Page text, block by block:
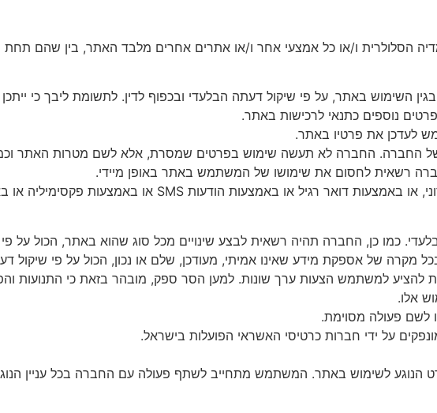
הסלולרית ו/או כל אמצעי אחר ו/או אתרים אחרים מלבד האתר, בין שהם תחת
בגין השימוש באתר, על פי שיקול דעתה הבלעדי ובכפוף לדין. לתשומת ליבך כי ייתכן
פרטים נוספים כתנאי לרכישות באתר.
לעדכן את פרטיו באתר.
החברה. החברה לא תעשה שימוש בפרטים שמסרת, אלא לשם מטרות האתר
רשאית לחסום את שימושו של המשתמש באתר באופן מיידי.
, או באמצעות דואר רגיל או באמצעות הודעות או באמצעות פקסימיליה או
. כמו כן, החברה תהיה רשאית לבצע שינויים מכל סוג שהוא באתר, הכול על פי
מקרה של אספקת מידע שאינו אמיתי, מעודכן, שלם או נכון, הכול על פי שיקול
להציע למשתמש הצעות ערך שונות. למען הסר ספק, מובהר בזאת כי התנועות
אלו.
לשם פעולה מסוימת.
על ידי חברות כרטיסי האשראי הפועלות בישראל.
הנוגע לשימוש באתר. המשתמש מתחייב לשתף פעולה עם החברה בכל עניין